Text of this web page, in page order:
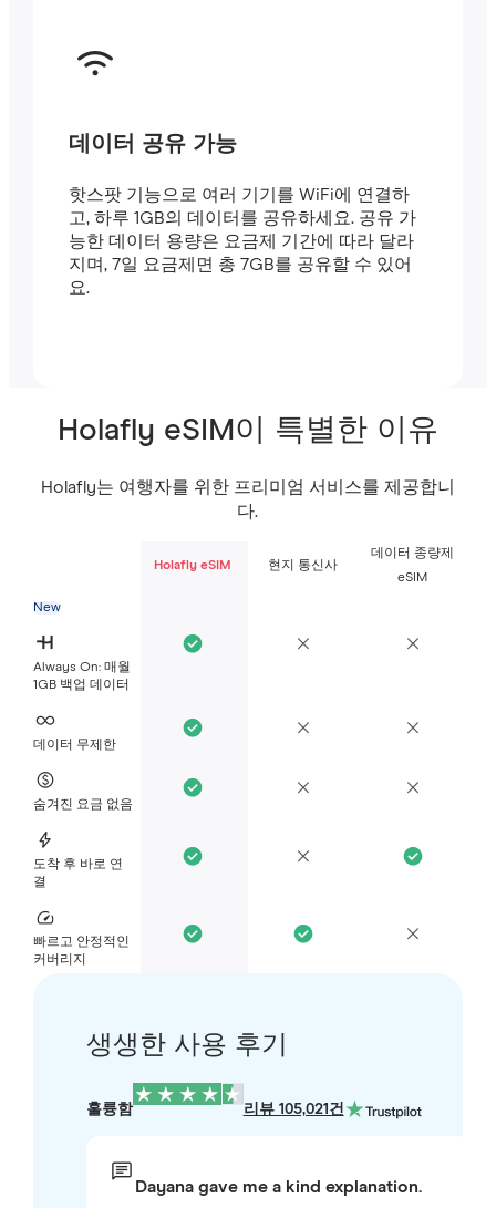
데이터 공유 가능
핫스팟 기능으로 여러 기기를 WiFi에 연결하
고, 하루 1GB의 데이터를 공유하세요. 공유 가
능한 데이터 용량은 요금제 기간에 따라 달라
지며, 7일 요금제면 총 7GB를 공유할 수 있어
요.
Holafly eSIM이 특별한 이유
Holafly는 여행자를 위한 프리미엄 서비스를 제공합니
다.
Holafly eSIM 현지 통신사
데이터 종량제
eSIM
New
Always On: 매월
1GB 백업 데이터
데이터 무제한
숨겨진 요금 없음
도착 후 바로 연
결
빠르고 안정적인
커버리지
생생한 사용 후기
훌륭함 리뷰 105,021건
Dayana gave me a kind explanation.